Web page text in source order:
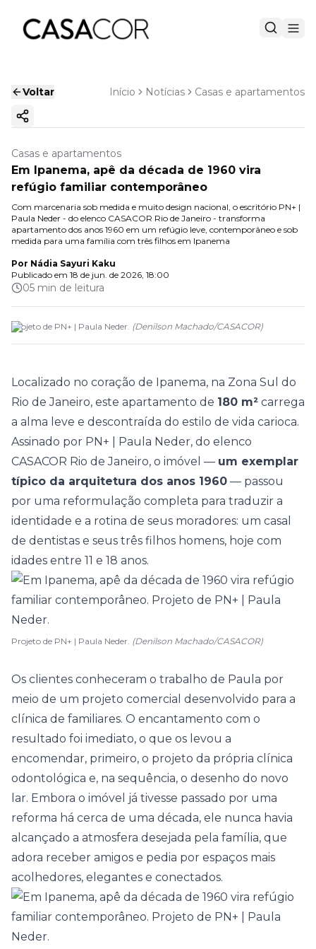
Voltar Início Notícias Casas e apartamentos
Copiar link
Casas e apartamentos
Em Ipanema, apê da década de 1960 vira
refúgio familiar contemporâneo
Com marcenaria sob medida e muito design nacional, o escritório PN+ |
Paula Neder - do elenco CASACOR Rio de Janeiro - transforma
apartamento dos anos 1960 em um refúgio leve, contemporâneo e sob
medida para uma família com três filhos em Ipanema
Por Nádia Sayuri Kaku
Publicado em 18 de jun. de 2026, 18:00
05 min de leitura
Projeto de PN+ | Paula Neder. (Denilson Machado/CASACOR)
Localizado no coração de Ipanema, na Zona Sul do
Rio de Janeiro, este apartamento de 180 m² carrega
a alma leve e descontraída do estilo de vida carioca.
Assinado por PN+ | Paula Neder, do elenco
CASACOR Rio de Janeiro, o imóvel — um exemplar
típico da arquitetura dos anos 1960 — passou
por uma reformulação completa para traduzir a
identidade e a rotina de seus moradores: um casal
de dentistas e seus três filhos homens, hoje com
idades entre 11 e 18 anos.
Projeto de PN+ | Paula Neder. (Denilson Machado/CASACOR)
Os clientes conheceram o trabalho de Paula por
meio de um projeto comercial desenvolvido para a
clínica de familiares. O encantamento com o
resultado foi imediato, o que os levou a
encomendar, primeiro, o projeto da própria clínica
odontológica e, na sequência, o desenho do novo
lar. Embora o imóvel já tivesse passado por uma
reforma há cerca de uma década, ele nunca havia
alcançado a atmosfera desejada pela família, que
adora receber amigos e pedia por espaços mais
acolhedores, elegantes e conectados.